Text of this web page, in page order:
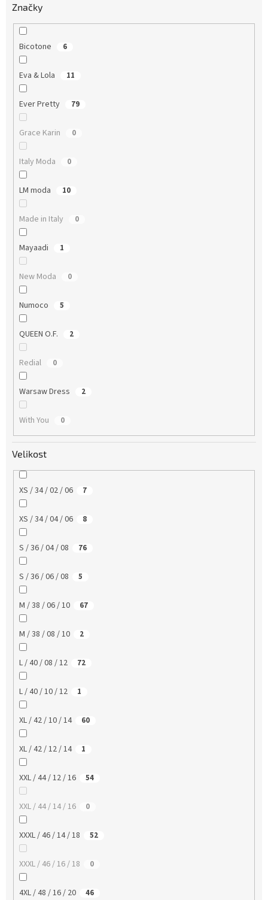
Značky
Bicotone 6
Eva & Lola 11
Ever Pretty 79
Grace Karin 0
Italy Moda 0
LM moda 10
Made in Italy 0
Mayaadi 1
New Moda 0
Numoco 5
QUEEN O.F. 2
Redial 0
Warsaw Dress 2
With You 0
Velikost
XS / 34 / 02 / 06 7
XS / 34 / 04 / 06 8
S / 36 / 04 / 08 76
S / 36 / 06 / 08 5
M / 38 / 06 / 10 67
M / 38 / 08 / 10 2
L / 40 / 08 / 12 72
L / 40 / 10 / 12 1
XL / 42 / 10 / 14 60
XL / 42 / 12 / 14 1
XXL / 44 / 12 / 16 54
XXL / 44 / 14 / 16 0
XXXL / 46 / 14 / 18 52
XXXL / 46 / 16 / 18 0
4XL / 48 / 16 / 20 46